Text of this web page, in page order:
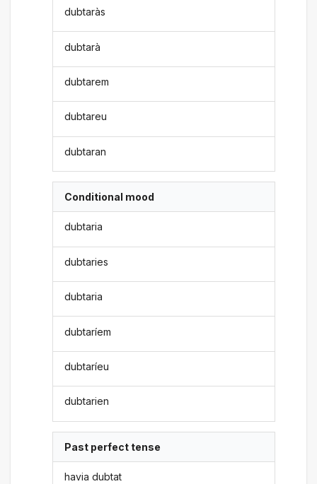
dubtaràs
dubtarà
dubtarem
dubtareu
dubtaran
Conditional mood
dubtaria
dubtaries
dubtaria
dubtaríem
dubtaríeu
dubtarien
Past perfect tense
havia dubtat